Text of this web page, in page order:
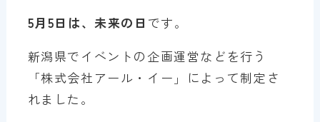
5月5日は、未来の日 です。
新潟県でイベントの企画運営などを行う
「株式会社アール・イー」によって制定さ
れました。